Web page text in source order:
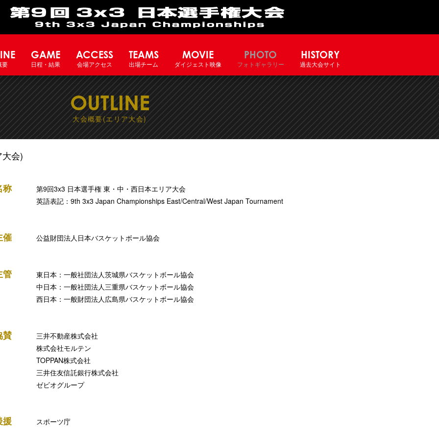
要
GAME
日程・結果
ACCESS
会場アクセス
TEAMS
出場チーム
MOVIE
ダイジェスト映像
PHOTO
フォトギャラリー
HISTORY
過去大会サイト
OUTLINE
大会概要(エリア大会)
会)
称
第9回3x3 日本選手権 東・中・西日本エリア大会
英語表記：9th 3x3 Japan Championships East/Central/West Japan Tournament
催 公益財団法人日本バスケットボール協会
管
東日本：一般社団法人茨城県バスケットボール協会
中日本：一般社団法人三重県バスケットボール協会
西日本：一般財団法人広島県バスケットボール協会
賛
三井不動産株式会社
株式会社モルテン
TOPPAN株式会社
三井住友信託銀行株式会社
ゼビオグループ
援 スポーツ庁